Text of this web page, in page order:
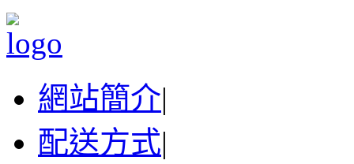
網站簡介|
配送方式|